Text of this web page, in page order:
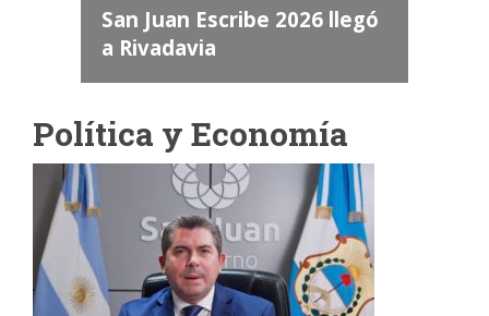
San Juan Escribe 2026 llegó
a Rivadavia
Política y Economía